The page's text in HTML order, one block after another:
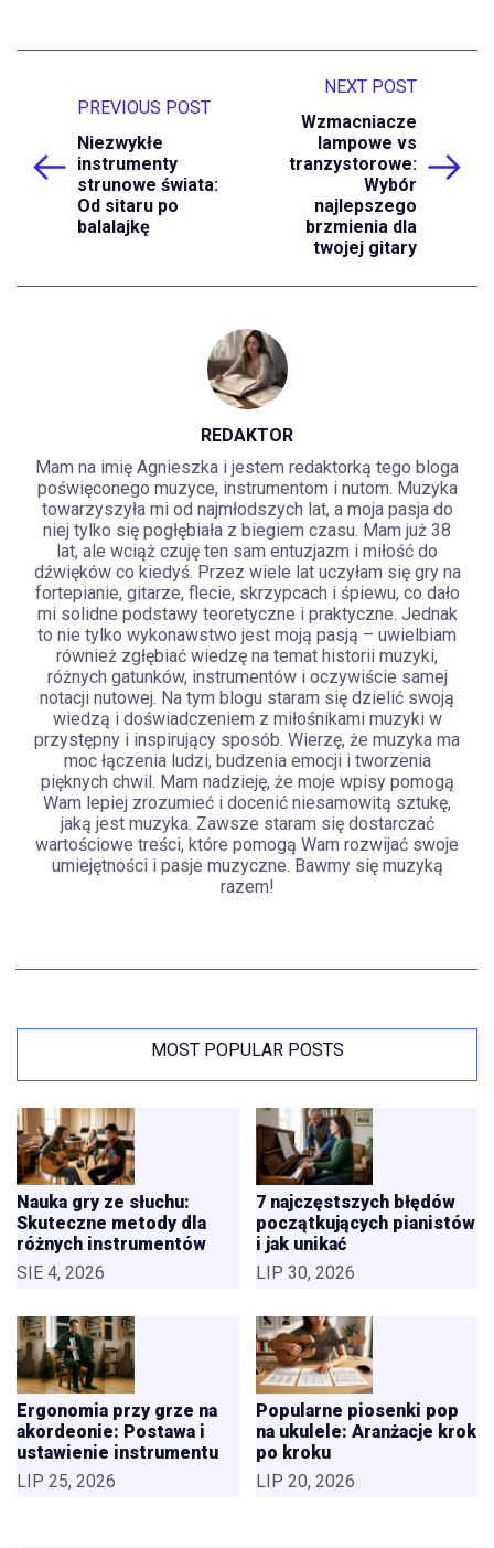
PREVIOUS POST
Niezwykłe
instrumenty
strunowe świata:
Od sitaru po
balalajkę
NEXT POST
Wzmacniacze
lampowe vs
tranzystorowe:
Wybór
najlepszego
brzmienia dla
twojej gitary
REDAKTOR
Mam na imię Agnieszka i jestem redaktorką tego bloga
poświęconego muzyce, instrumentom i nutom. Muzyka
towarzyszyła mi od najmłodszych lat, a moja pasja do
niej tylko się pogłębiała z biegiem czasu. Mam już 38
lat, ale wciąż czuję ten sam entuzjazm i miłość do
dźwięków co kiedyś. Przez wiele lat uczyłam się gry na
fortepianie, gitarze, flecie, skrzypcach i śpiewu, co dało
mi solidne podstawy teoretyczne i praktyczne. Jednak
to nie tylko wykonawstwo jest moją pasją – uwielbiam
również zgłębiać wiedzę na temat historii muzyki,
różnych gatunków, instrumentów i oczywiście samej
notacji nutowej. Na tym blogu staram się dzielić swoją
wiedzą i doświadczeniem z miłośnikami muzyki w
przystępny i inspirujący sposób. Wierzę, że muzyka ma
moc łączenia ludzi, budzenia emocji i tworzenia
pięknych chwil. Mam nadzieję, że moje wpisy pomogą
Wam lepiej zrozumieć i docenić niesamowitą sztukę,
jaką jest muzyka. Zawsze staram się dostarczać
wartościowe treści, które pomogą Wam rozwijać swoje
umiejętności i pasje muzyczne. Bawmy się muzyką
razem!
MOST POPULAR POSTS
Nauka gry ze słuchu:
Skuteczne metody dla
różnych instrumentów
SIE 4, 2026
7 najczęstszych błędów
początkujących pianistów
i jak unikać
LIP 30, 2026
Ergonomia przy grze na
akordeonie: Postawa i
ustawienie instrumentu
LIP 25, 2026
Popularne piosenki pop
na ukulele: Aranżacje krok
po kroku
LIP 20, 2026